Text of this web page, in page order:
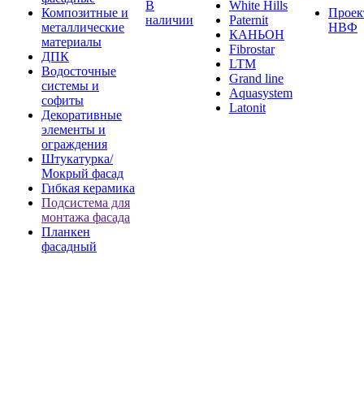
Композитные и
металлические
материалы
ДПК
Водосточные
системы и
софиты
Декоративные
элементы и
ограждения
Штукатурка/
Мокрый фасад
Гибкая керамика
Подсистема для
монтажа фасада
Планкен
фасадный
В
наличии
White Hills
Paternit
КАНЬОН
Fibrostar
LTM
Grand line
Aquasystem
Latonit
НВФ